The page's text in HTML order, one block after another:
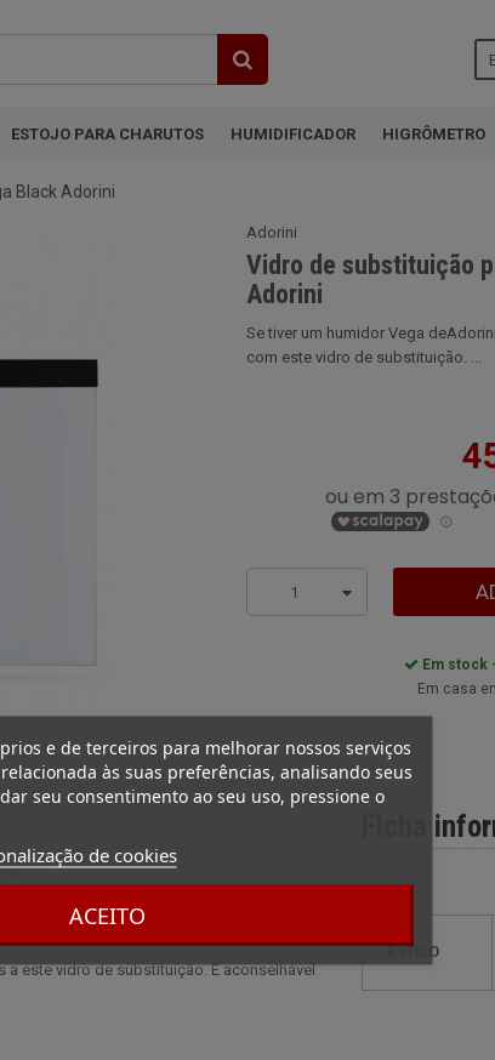
ESTOJO PARA CHARUTOS HUMIDIFICADOR HIGRÔMETRO
e de terceiros para melhorar nossos serviços
às suas preferências, analisando seus
seu consentimento ao seu uso, pressione o
de cookies
ACEITO
Black Adorini
Adorini
Vidro de substituição
Adorini
Se tiver um humidor Vega
com este vidro de substituição. ...
1
Em stock
Em casa
Ficha
ESTILO
vidro de substituição.
este vidro de substituição. É aconselhável